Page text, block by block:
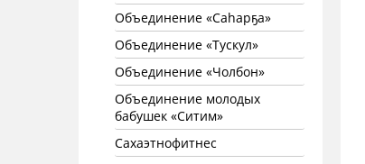
Объединение «Саhарҕа»
Объединение «Тускул»
Объединение «Чолбон»
Объединение молодых
бабушек «Ситим»
Сахаэтнофитнес